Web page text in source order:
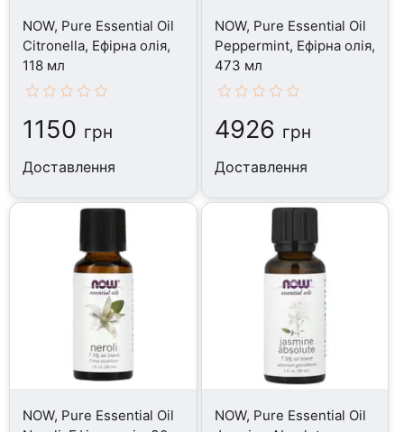
NOW, Pure Essential Oil
Citronella, Ефірна олія,
118 мл
1150 грн
Доставлення
NOW, Pure Essential Oil
Peppermint, Ефірна олія,
473 мл
4926 грн
Доставлення
NOW, Pure Essential Oil
NOW, Pure Essential Oil